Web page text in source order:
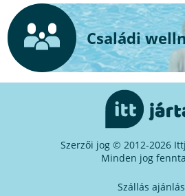
Családi
Szerzői jog © 2012-2026
Minden jog
Szállás